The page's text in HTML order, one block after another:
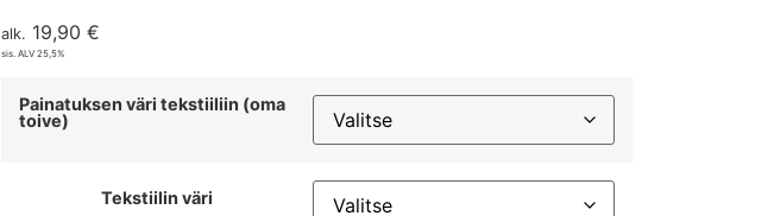
alk. 19,90€
sis. ALV 25,5%
Painatuksen väri tekstiiliin (oma
toive)
Tekstiilin väri